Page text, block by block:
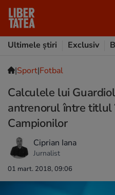
Ultimele știri
Exclusiv
|Sport|Fotbal
Calculele lui
antrenorul între titlul
Campionilor
Ciprian Iana
Jurnalist
01 mart. 2018, 09:06